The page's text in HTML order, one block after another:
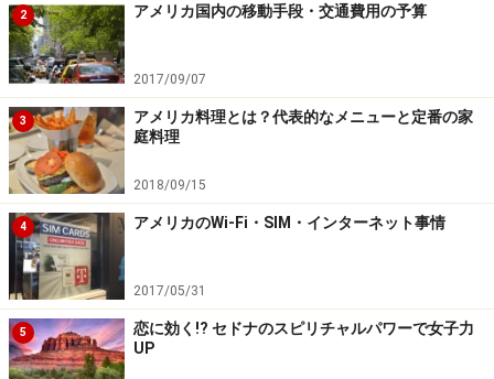
2 アメリカ国内の移動手段・交通費用の予算
2017/09/07
3
アメリカ料理とは？代表的なメニューと定番の家
庭料理
2018/09/15
4 アメリカのWi-Fi・SIM・インターネット事情
2017/05/31
5
恋に効く!? セドナのスピリチャルパワーで女子力
UP